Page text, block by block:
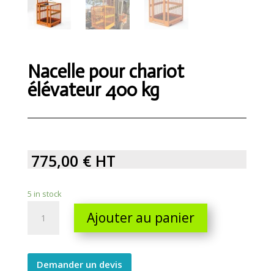
Nacelle pour chariot
élévateur 400 kg
775,00 € HT
5 in stock
pour
400
Ajouter au panier
Demander un devis